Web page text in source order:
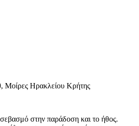
Μοίρες Ηρακλείου Κρήτης
σεβασμό στην παράδοση και το ήθος.